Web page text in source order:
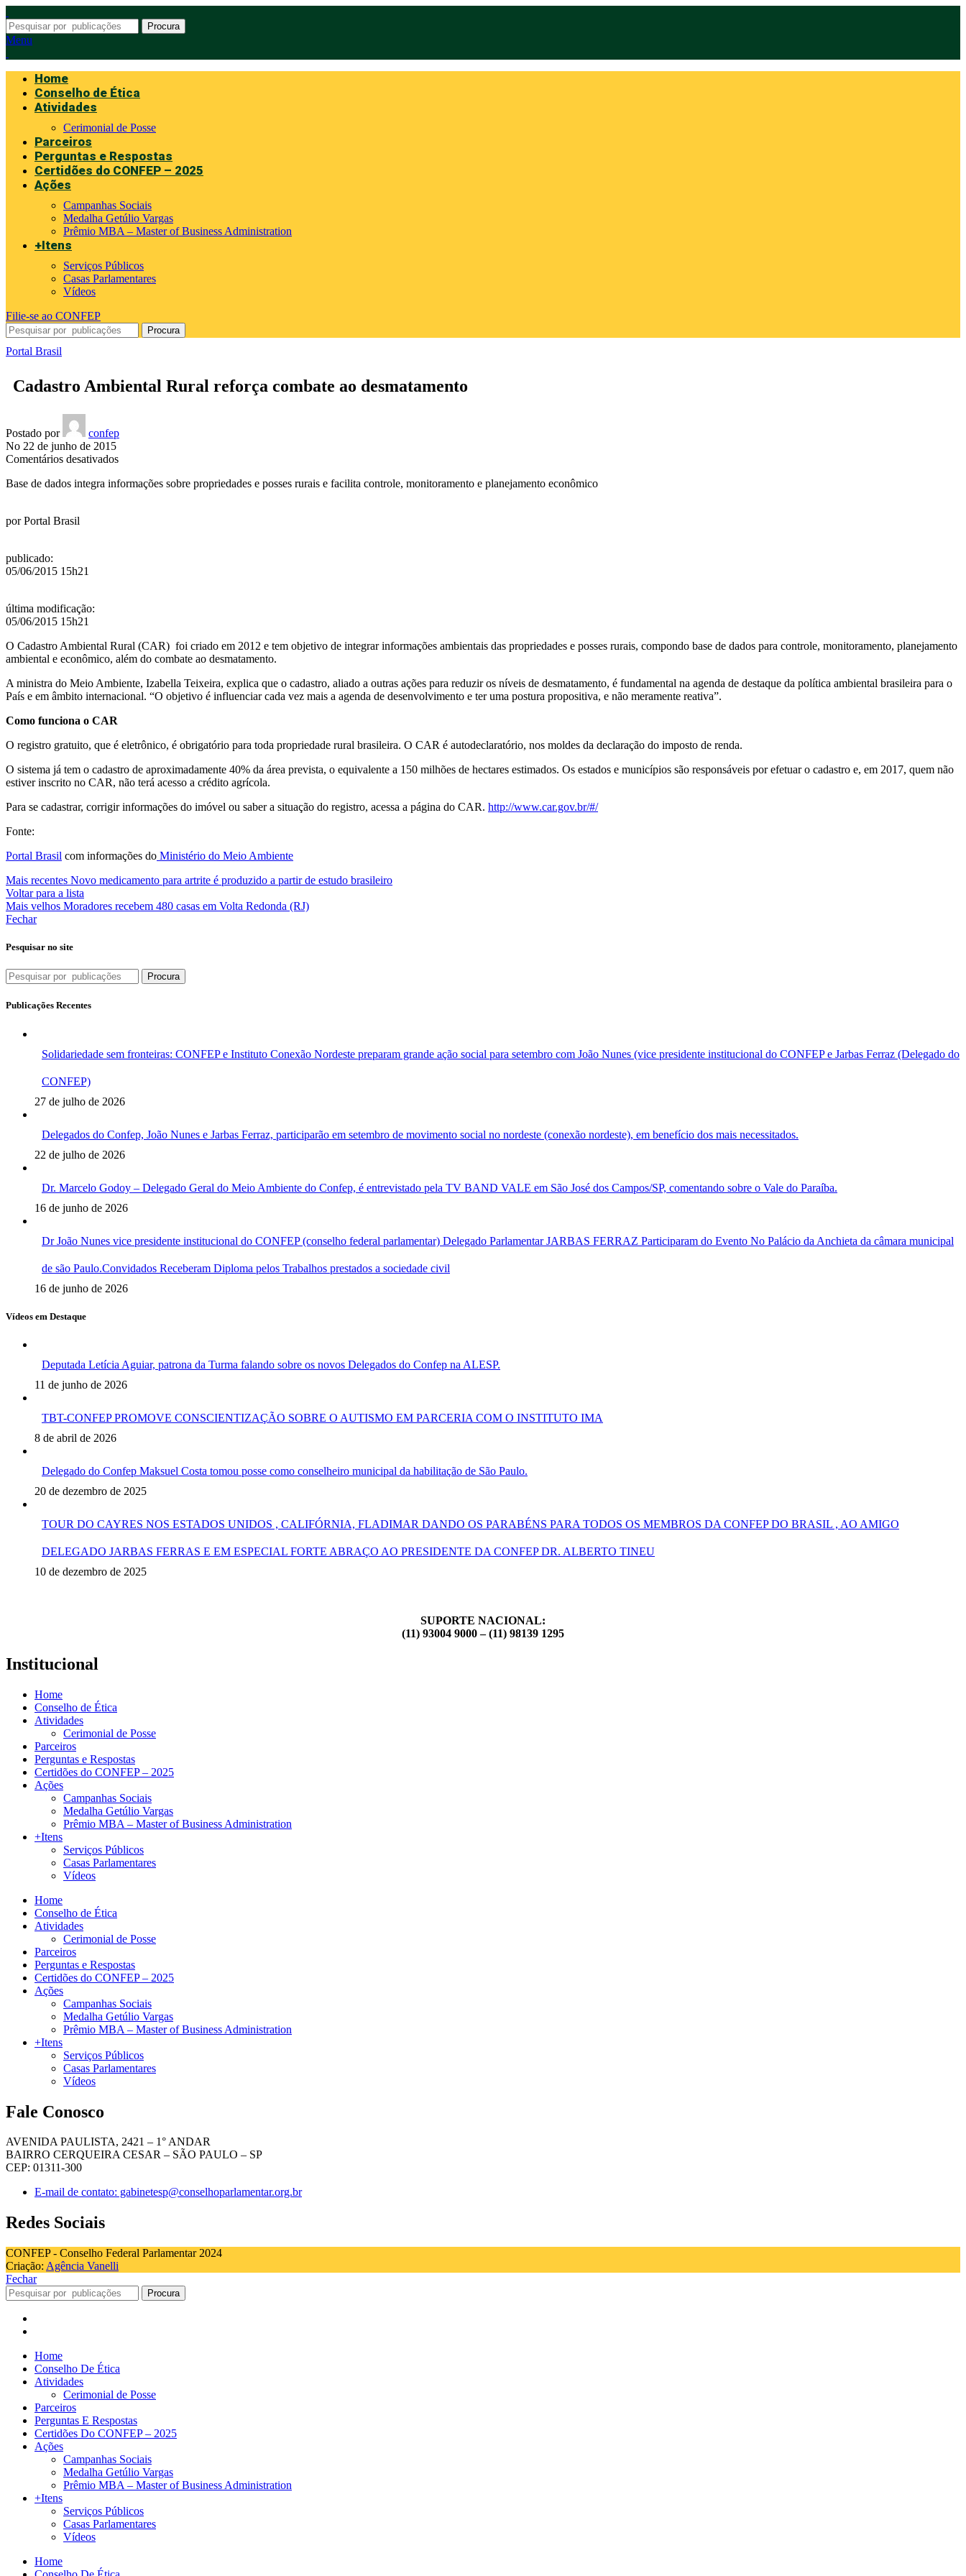
Procura
Menu
Home
Conselho de Ética
Atividades
Cerimonial de Posse
Parceiros
Perguntas e Respostas
Certidões do CONFEP – 2025
Ações
Campanhas Sociais
Medalha Getúlio Vargas
Prêmio MBA – Master of Business Administration
+Itens
Serviços Públicos
Casas Parlamentares
Vídeos
Filie-se ao CONFEP
Procura
Portal Brasil
Cadastro Ambiental Rural reforça combate ao desmatamento
Postado por
confep
No 22 de junho de 2015
Comentários desativadosem
Ambiental
Base de dados integra informações sobre propriedades e posses rurais e facilita controle, monitoramento e planejamento econômico
porPortal Brasil
publicado:
05/06/2015 15h21
última modificação:
05/06/2015 15h21
O Cadastro Ambiental Rural (CAR) foi criado em 2012 e tem objetivo de integrar informações ambientais das propriedades e posses rurais, compondo base de dados para controle, monitoramento, planejamento
ambiental e econômico, além do combate ao desmatamento.
A ministra do Meio Ambiente, Izabella Teixeira, explica que o cadastro, aliado a outras ações para reduzir os níveis de desmatamento, é fundamental na agenda de destaque da política ambiental brasileira para o
País e em âmbito internacional. “O objetivo é influenciar cada vez mais a agenda de desenvolvimento e ter uma postura propositiva, e não meramente reativa”.
Como funciona o CAR
O registro gratuito, que é eletrônico, é obrigatório para toda propriedade rural brasileira. O CAR é autodeclaratório, nos moldes da declaração do imposto de renda.
O sistema já tem o cadastro de aproximadamente 40% da área prevista, o equivalente a 150 milhões de hectares estimados. Os estados e municípios são responsáveis por efetuar o cadastro e, em 2017, quem não
estiver inscrito no CAR, não terá acesso a crédito agrícola.
Para se cadastrar, corrigir informações do imóvel ou saber a situação do registro, acessa a página do CAR. http://www.car.gov.br/#/
Fonte:
Portal Brasil com informações do Ministério do Meio Ambiente
Mais recentes Novo medicamento para artrite é produzido a partir de estudo brasileiro
Voltar para a lista
Mais velhos Moradores recebem 480 casas em Volta Redonda (RJ)
Fechar
Pesquisar no site
Procura
Publicações Recentes
Solidariedade sem fronteiras: CONFEP e Instituto Conexão Nordeste preparam grande ação social para setembro com João Nunes (vice presidente institucional do CONFEP e Jarbas Ferraz (Delegado do
CONFEP)
27 de julho de 2026
Delegados do Confep, João Nunes e Jarbas Ferraz, participarão em setembro de movimento social no nordeste (conexão nordeste), em benefício dos mais necessitados.
22 de julho de 2026
Dr. Marcelo Godoy – Delegado Geral do Meio Ambiente do Confep, é entrevistado pela TV BAND VALE em São José dos Campos/SP, comentando sobre o Vale do Paraíba.
16 de junho de 2026
Dr João Nunes vice presidente institucional do CONFEP (conselho federal parlamentar) Delegado Parlamentar JARBAS FERRAZ Participaram do Evento No Palácio da Anchieta da câmara municipal
de são Paulo.Convidados Receberam Diploma pelos Trabalhos prestados a sociedade civil
16 de junho de 2026
Vídeos em Destaque
Deputada Letícia Aguiar, patrona da Turma falando sobre os novos Delegados do Confep na ALESP.
11 de junho de 2026
TBT-CONFEP PROMOVE CONSCIENTIZAÇÃO SOBRE O AUTISMO EM PARCERIA COM O INSTITUTO IMA
8 de abril de 2026
Delegado do Confep Maksuel Costa tomou posse como conselheiro municipal da habilitação de São Paulo.
20 de dezembro de 2025
TOUR DO CAYRES NOS ESTADOS UNIDOS , CALIFÓRNIA, FLADIMAR DANDO OS PARABÉNS PARA TODOS OS MEMBROS DA CONFEP DO BRASIL , AO AMIGO
DELEGADO JARBAS FERRAS E EM ESPECIAL FORTE ABRAÇO AO PRESIDENTE DA CONFEP DR. ALBERTO TINEU
10 de dezembro de 2025
SUPORTE NACIONAL:
(11) 93004 9000 – (11) 98139 1295
Institucional
Home
Conselho de Ética
Atividades
Cerimonial de Posse
Parceiros
Perguntas e Respostas
Certidões do CONFEP – 2025
Ações
Campanhas Sociais
Medalha Getúlio Vargas
Prêmio MBA – Master of Business Administration
+Itens
Serviços Públicos
Casas Parlamentares
Vídeos
Home
Conselho de Ética
Atividades
Cerimonial de Posse
Parceiros
Perguntas e Respostas
Certidões do CONFEP – 2025
Ações
Campanhas Sociais
Medalha Getúlio Vargas
Prêmio MBA – Master of Business Administration
+Itens
Serviços Públicos
Casas Parlamentares
Vídeos
Fale Conosco
AVENIDA PAULISTA, 2421 – 1° ANDAR
BAIRRO CERQUEIRA CESAR – SÃO PAULO – SP
CEP: 01311-300
E-mail de contato: gabinetesp@conselhoparlamentar.org.br
Redes Sociais
CONFEP - Conselho Federal Parlamentar 2024
Criação: Agência Vanelli
Fechar
Procura
Home
Conselho De Ética
Atividades
Cerimonial de Posse
Parceiros
Perguntas E Respostas
Certidões Do CONFEP – 2025
Ações
Campanhas Sociais
Medalha Getúlio Vargas
Prêmio MBA – Master of Business Administration
+Itens
Serviços Públicos
Casas Parlamentares
Vídeos
Home